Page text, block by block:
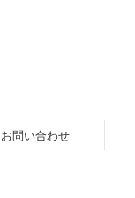
お問い合わせ